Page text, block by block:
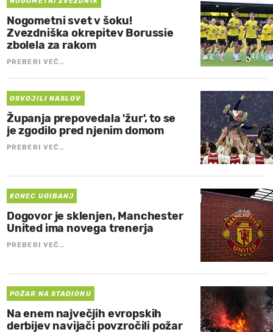
Nogometni svet v šoku!
Zvezdniška okrepitev Borussie
zbolela za rakom
PREBERI VEČ…
OSVOJILI NASLOV
Županja prepovedala 'žur', to se
je zgodilo pred njenim domom
PREBERI VEČ…
KONEC UGIBANJ
Dogovor je sklenjen, Manchester
United ima novega trenerja
PREBERI VEČ…
POŽAR NA STADIONU
Na enem največjih evropskih
derbijev navijači povzročili požar